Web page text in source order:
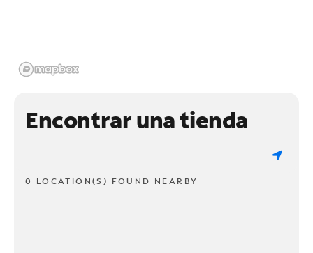
Encontrar una tienda
0 LOCATION(S) FOUND NEARBY